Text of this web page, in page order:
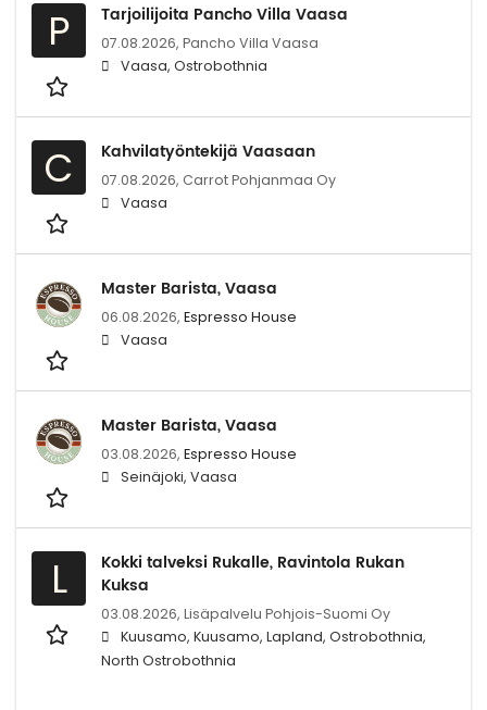
P Tarjoilijoita Pancho Villa Vaasa
07.08.2026, Pancho Villa Vaasa
Vaasa, Ostrobothnia
C Kahvilatyöntekijä Vaasaan
07.08.2026, Carrot Pohjanmaa Oy
Vaasa
Master Barista, Vaasa
06.08.2026, Espresso House
Vaasa
Master Barista, Vaasa
03.08.2026, Espresso House
Seinäjoki, Vaasa
L
Kokki talveksi Rukalle, Ravintola Rukan
Kuksa
03.08.2026, Lisäpalvelu Pohjois-Suomi Oy
Kuusamo, Kuusamo, Lapland, Ostrobothnia,
North Ostrobothnia